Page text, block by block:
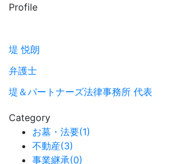
Profile
堤 悦朗
弁護士
堤＆パートナーズ法律事務所 代表
Category
お墓・法要(1)
不動産(3)
事業継承(0)